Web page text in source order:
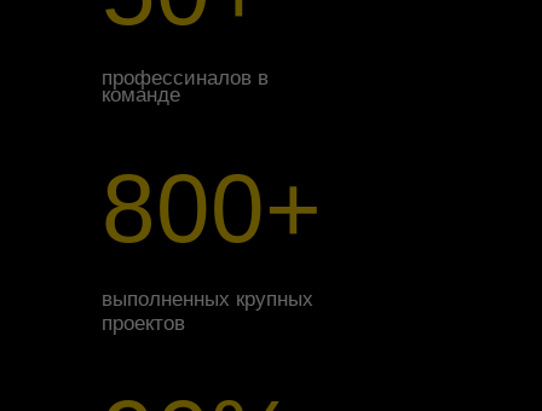
профессиналов в
команде
выполненных крупных
проектов
800+